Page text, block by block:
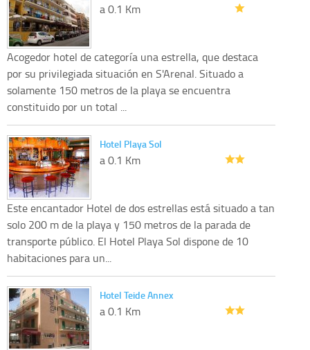
a 0.1 Km
Acogedor hotel de categoría una estrella, que destaca
por su privilegiada situación en S'Arenal. Situado a
solamente 150 metros de la playa se encuentra
constituido por un total ...
Hotel Playa Sol
a 0.1 Km
Este encantador Hotel de dos estrellas está situado a tan
solo 200 m de la playa y 150 metros de la parada de
transporte público. El Hotel Playa Sol dispone de 10
habitaciones para un...
Hotel Teide Annex
a 0.1 Km